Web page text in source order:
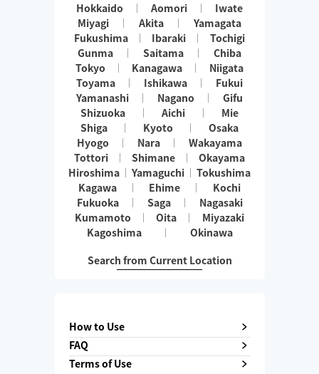
Hokkaido Aomori
Iwate
Miyagi
Akita
Yamagata
Fukushima
Ibaraki
Tochigi
Gunma
Saitama
Chiba
Tokyo
Kanagawa
Niigata
Toyama
Ishikawa
Fukui
Yamanashi
Nagano
Gifu
Shizuoka
Aichi
Mie
Shiga
Kyoto
Osaka
Hyogo
Nara
Wakayama
Tottori
Shimane
Okayama
Hiroshima
Yamaguchi
Tokushima
Kagawa
Ehime
Kochi
Fukuoka
Saga
Nagasaki
Kumamoto
Oita
Miyazaki
Kagoshima
Okinawa
Search from Current Location
How to Use
FAQ
Terms of Use